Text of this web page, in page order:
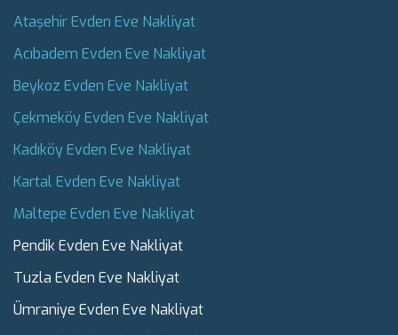
Ataşehir Evden Eve Nakliyat
Acıbadem Evden Eve Nakliyat
Beykoz Evden Eve Nakliyat
Çekmeköy Evden Eve Nakliyat
Kadıköy Evden Eve Nakliyat
Kartal Evden Eve Nakliyat
Maltepe Evden Eve Nakliyat
Pendik Evden Eve Nakliyat
Tuzla Evden Eve Nakliyat
Ümraniye Evden Eve Nakliyat